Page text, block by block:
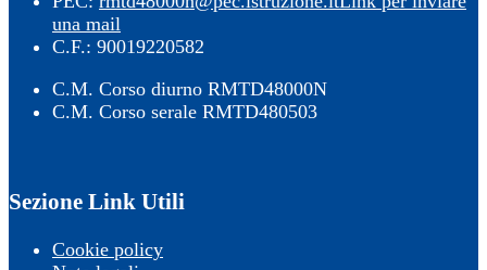
una mail
C.F.: 90019220582
C.M. Corso diurno RMTD48000N
C.M. Corso serale RMTD480503
Sezione Link Utili
Cookie policy